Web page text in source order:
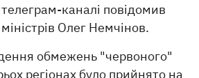
каналі повідомив
Олег Немчінов.
обмежень "червоного"
регіонах було прийнято на